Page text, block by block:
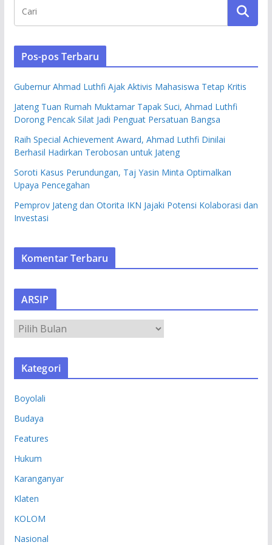
Pos-pos Terbaru
Gubernur Ahmad Luthfi Ajak Aktivis Mahasiswa Tetap Kritis
Jateng Tuan Rumah Muktamar Tapak Suci, Ahmad Luthfi
Dorong Pencak Silat Jadi Penguat Persatuan Bangsa
Raih Special Achievement Award, Ahmad Luthfi Dinilai
Berhasil Hadirkan Terobosan untuk Jateng
Soroti Kasus Perundungan, Taj Yasin Minta Optimalkan
Upaya Pencegahan
Pemprov Jateng dan Otorita IKN Jajaki Potensi Kolaborasi dan
Investasi
Komentar Terbaru
ARSIP
R
S
Kategori
Boyolali
Budaya
Features
Hukum
Karanganyar
Klaten
KOLOM
Nasional